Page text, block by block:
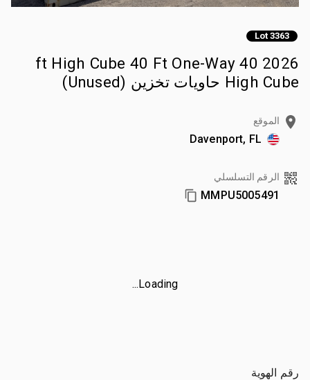
Lot 3363
2026 40 ft High Cube 40 Ft One-Way
High Cube حاويات تخزين (Unused)
الموقع
Davenport, FL
الرقم التسلسلي
MMPU5005491
Loading...
رقم الهوية